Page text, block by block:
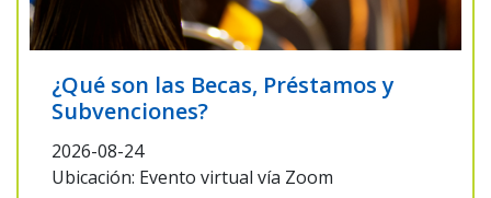
¿Qué son las Becas, Préstamos y
Subvenciones?
2026-08-24
Ubicación: Evento virtual vía Zoom